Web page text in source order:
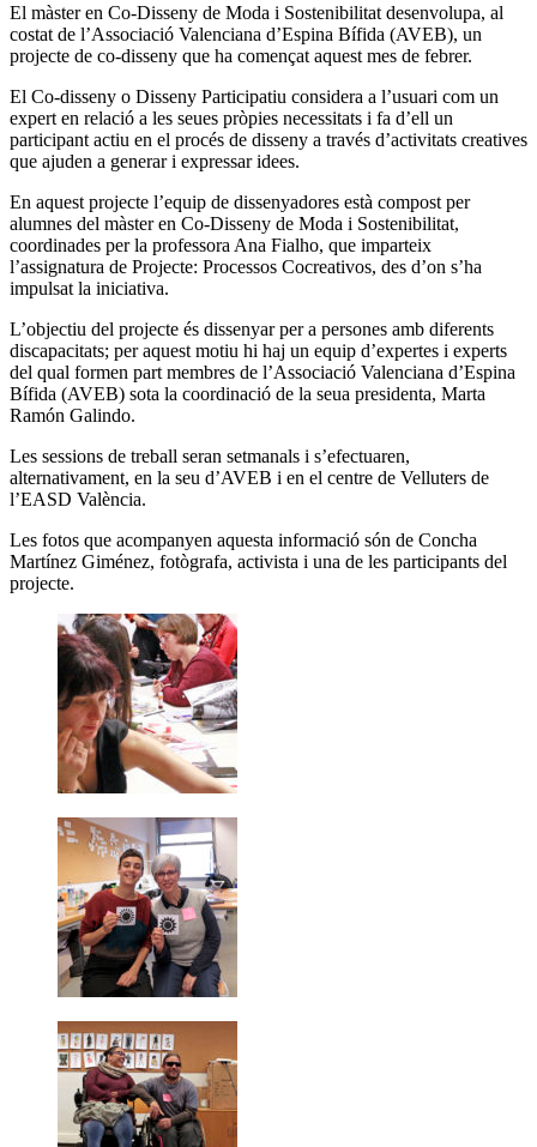
El màster en Co-Disseny de Moda i Sostenibilitat desenvolupa, al
costat de l’Associació Valenciana d’Espina Bífida (AVEB), un
projecte de co-disseny que ha començat aquest mes de febrer.
El Co-disseny o Disseny Participatiu considera a l’usuari com un
expert en relació a les seues pròpies necessitats i fa d’ell un
participant actiu en el procés de disseny a través d’activitats creatives
que ajuden a generar i expressar idees.
En aquest projecte l’equip de dissenyadores està compost per
alumnes del màster en Co-Disseny de Moda i Sostenibilitat,
coordinades per la professora Ana Fialho, que imparteix
l’assignatura de Projecte: Processos Cocreativos, des d’on s’ha
impulsat la iniciativa.
L’objectiu del projecte és dissenyar per a persones amb diferents
discapacitats; per aquest motiu hi haj un equip d’expertes i experts
del qual formen part membres de l’Associació Valenciana d’Espina
Bífida (AVEB) sota la coordinació de la seua presidenta, Marta
Ramón Galindo.
Les sessions de treball seran setmanals i s’efectuaren,
alternativament, en la seu d’AVEB i en el centre de Velluters de
l’EASD València.
Les fotos que acompanyen aquesta informació són de Concha
Martínez Giménez, fotògrafa, activista i una de les participants del
projecte.